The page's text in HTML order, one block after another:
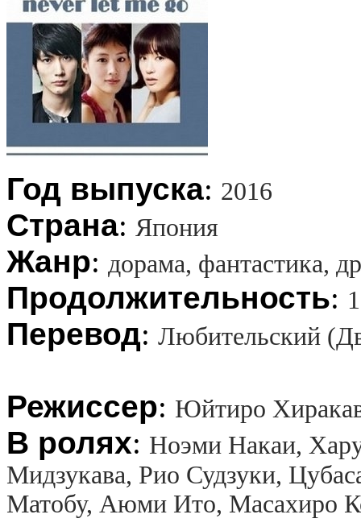
Год выпуска: 2016
Страна: Япония
Жанр: дорама, фантастика,
Продолжительность:
Перевод: Любительский
Режиссер: Юйтиро
В ролях: Ноэми Накаи,
Мидзукава, Рио Судзуки,
Матобу, Аюми Ито, Масахиро